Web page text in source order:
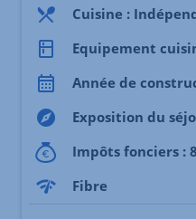
Cuisine :
Equipement
Année de
Exposition du
Impôts fonciers :
Fibre